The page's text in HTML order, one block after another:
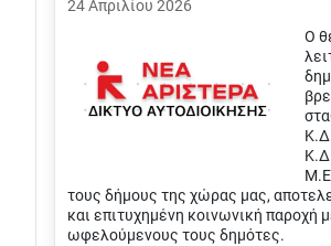
24 Απριλίου 2026
Ο
τους δήμους της χώρας μας,
και επιτυχημένη κοινωνική παροχή
ωφελούμενους τους δημότες.